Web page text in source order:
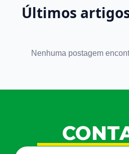
Últimos artigos
Nenhuma postagem